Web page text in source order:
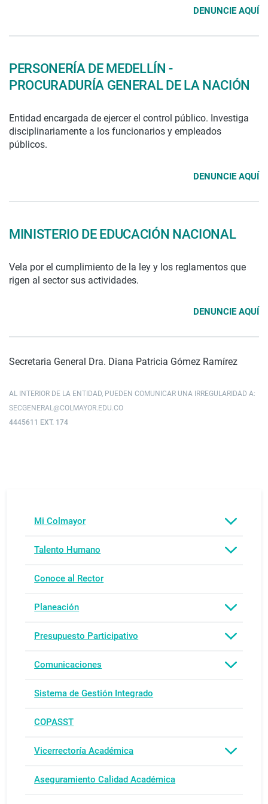
DENUNCIE AQUÍ
PERSONERÍA DE MEDELLÍN -
PROCURADURÍA GENERAL DE LA NACIÓN
Entidad encargada de ejercer el control público. Investiga
disciplinariamente a los funcionarios y empleados
públicos.
DENUNCIE AQUÍ
MINISTERIO DE EDUCACIÓN NACIONAL
Vela por el cumplimiento de la ley y los reglamentos que
rigen al sector sus actividades.
DENUNCIE AQUÍ
Secretaria General Dra. Diana Patricia Gómez Ramírez
AL INTERIOR DE LA ENTIDAD, PUEDEN COMUNICAR UNA IRREGULARIDAD A:
SECGENERAL@COLMAYOR.EDU.CO
4445611 EXT. 174
Mi Colmayor
Talento Humano
Conoce al Rector
Planeación
Presupuesto Participativo
Comunicaciones
Sistema de Gestión Integrado
COPASST
Vicerrectoría Académica
Aseguramiento Calidad Académica